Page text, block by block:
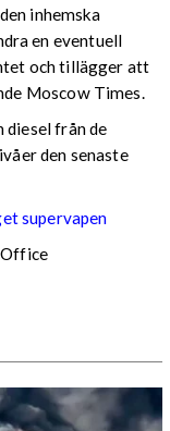
inhemska
en eventuell
och tillägger att
Moscow Times.
diesel från de
den senaste
supervapen
Office